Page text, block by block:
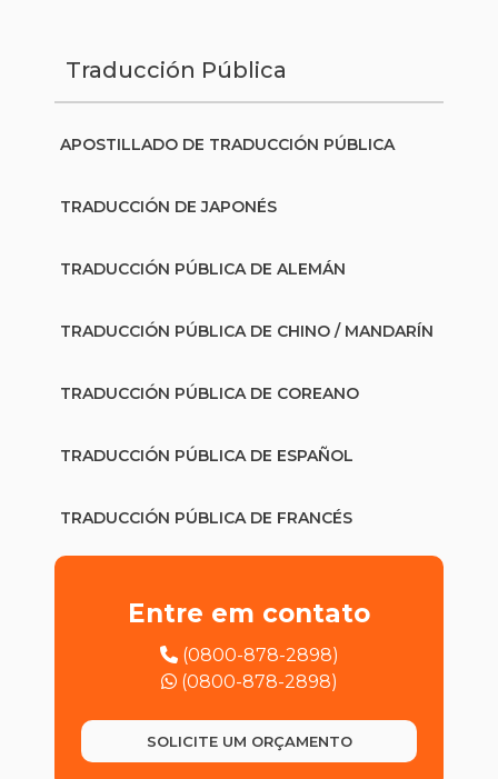
Traducción Pública
APOSTILLADO DE TRADUCCIÓN PÚBLICA
TRADUCCIÓN DE JAPONÉS
TRADUCCIÓN PÚBLICA DE ALEMÁN
TRADUCCIÓN PÚBLICA DE CHINO / MANDARÍN
TRADUCCIÓN PÚBLICA DE COREANO
TRADUCCIÓN PÚBLICA DE ESPAÑOL
TRADUCCIÓN PÚBLICA DE FRANCÉS
TRADUCCIÓN PÚBLICA DE ITALIANO
TRADUCTOR JURADO EN SAO PAULO (SP)
Entre em contato
(0800-878-2898)
(0800-878-2898)
SOLICITE UM ORÇAMENTO